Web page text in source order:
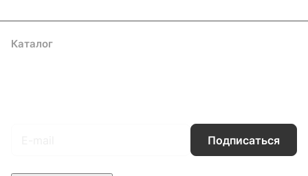
Каталог
Подписаться